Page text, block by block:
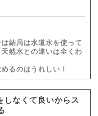
結局は水道水を使って
然水との違いは全くわ
るのはうれしい！
しなくて良いからス